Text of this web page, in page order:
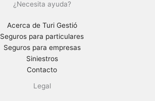
¿Necesita ayuda?
Acerca de Turi Gestió
Seguros para particulares
Seguros para empresas
Siniestros
Contacto
Legal